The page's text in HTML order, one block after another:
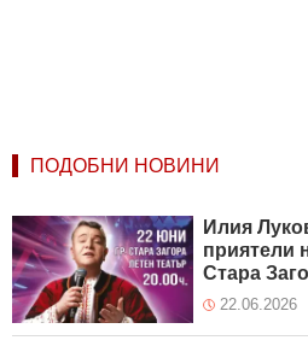
ПОДОБНИ НОВИНИ
Илия
приятели
Стара
22.06.2026